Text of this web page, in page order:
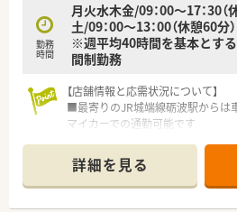
勤務
時間
月火水木金/09：00～17：30（
土/09：00～13：00（休憩60分）
※週平均40時間を基本とす
間制勤務
【店舗情報と応需状況について】
■最寄りのJR城端線砺波駅からは
マイカーでの通勤可能です
1日平均30枚程度を受け付けていま
■薬剤師は常時2名体制で事務員も
置にゆとりのある働きやすい環境
詳細を見る